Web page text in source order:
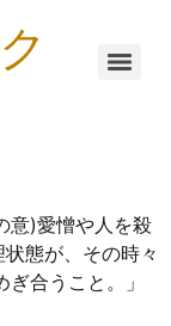
意)愛憎や人を殺
態が、その時々
合うこと。」